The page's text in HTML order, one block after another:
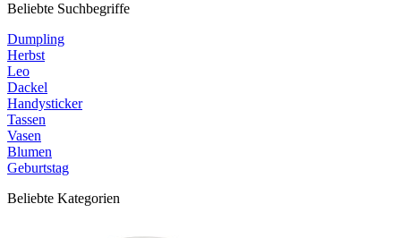
Beliebte Suchbegriffe
Dumpling
Herbst
Leo
Dackel
Handysticker
Tassen
Vasen
Blumen
Geburtstag
Beliebte Kategorien